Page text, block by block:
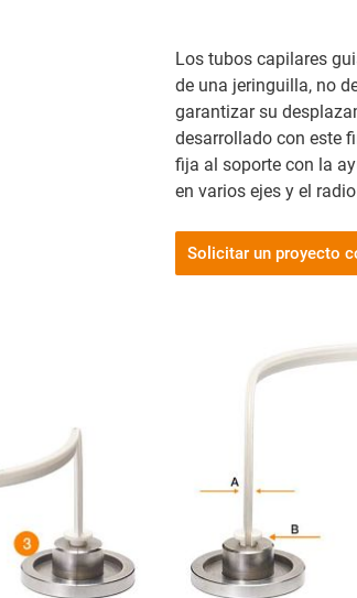
Los tubos capilares
de una jeringuilla, no
garantizar su
desarrollado con este
fija al soporte con la
en varios ejes y el
Solicitar un proyecto